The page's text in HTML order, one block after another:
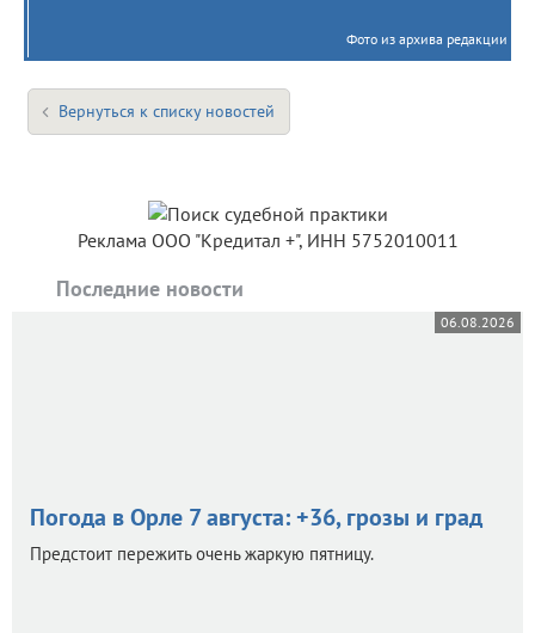
Фото из архива редакции
Вернуться к списку новостей
Реклама ООО "Кредитал +", ИНН 5752010011
Последние новости
06.08.2026
Погода в Орле 7 августа: +36, грозы и град
Предстоит пережить очень жаркую пятницу.